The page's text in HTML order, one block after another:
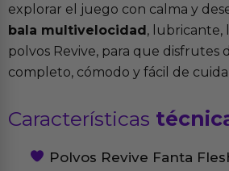
explorar el juego con calma y
bala multivelocidad, lubricante,
polvos Revive, para que disfrutes
completo, cómodo y fácil de
Características
Polvos Revive Fanta